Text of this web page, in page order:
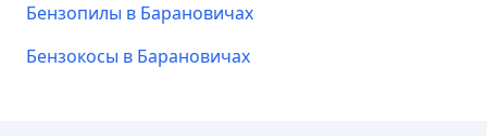
Бензопилы в Барановичах
Бензокосы в Барановичах